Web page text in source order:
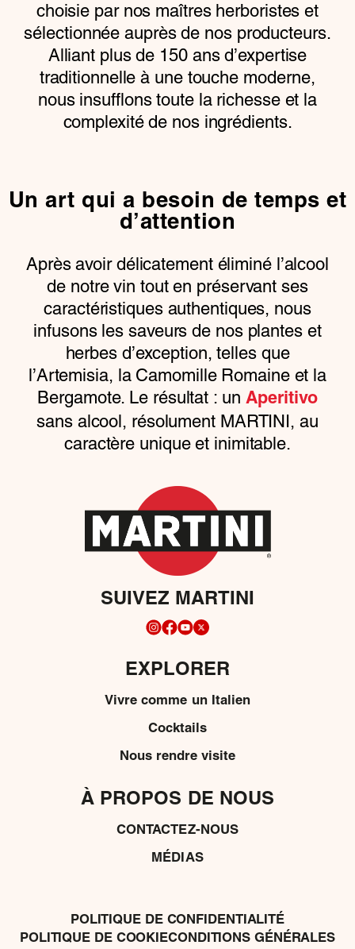
choisie par nos maîtres herboristes et
sélectionnée auprès de nos producteurs.
Alliant plus de 150 ans d’expertise
traditionnelle à une touche moderne,
nous insufflons toute la richesse et la
complexité de nos ingrédients.
Un art qui a besoin de temps et
d’attention
Après avoir délicatement éliminé l’alcool
de notre vin tout en préservant ses
caractéristiques authentiques, nous
infusons les saveurs de nos plantes et
herbes d’exception, telles que
l’Artemisia, la Camomille Romaine et la
Bergamote. Le résultat : un Aperitivo
sans alcool, résolument MARTINI, au
caractère unique et inimitable.
SUIVEZ MARTINI
EXPLORER
Vivre comme un Italien
Cocktails
Nous rendre visite
À PROPOS DE NOUS
CONTACTEZ-NOUS
MÉDIAS
POLITIQUE DE CONFIDENTIALITÉ
POLITIQUE DE COOKIECONDITIONS GÉNÉRALES